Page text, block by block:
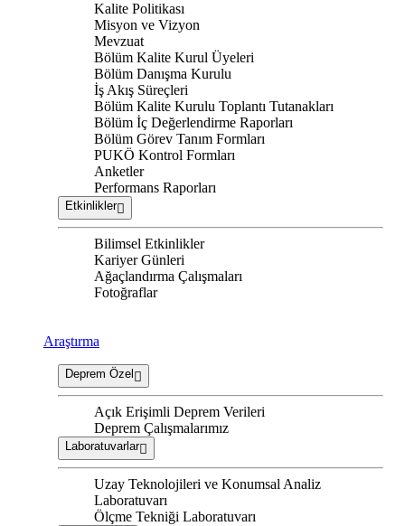
Kalite Politikası
Misyon ve Vizyon
Mevzuat
Bölüm Kalite Kurul Üyeleri
Bölüm Danışma Kurulu
İş Akış Süreçleri
Bölüm Kalite Kurulu Toplantı Tutanakları
Bölüm İç Değerlendirme Raporları
Bölüm Görev Tanım Formları
PUKÖ Kontrol Formları
Anketler
Performans Raporları
Etkinlikler
Bilimsel Etkinlikler
Kariyer Günleri
Ağaçlandırma Çalışmaları
Fotoğraflar
Araştırma
Deprem Özel
Açık Erişimli Deprem Verileri
Deprem Çalışmalarımız
Laboratuvarlar
Uzay Teknolojileri ve Konumsal Analiz
Laboratuvarı
Ölçme Tekniği Laboratuvarı